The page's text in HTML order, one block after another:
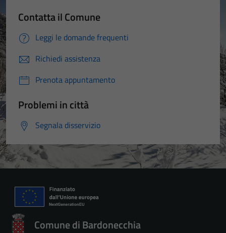
Contatta il Comune
Leggi le domande frequenti
Richiedi assistenza
Prenota appuntamento
Problemi in città
Segnala disservizio
Comune di Bardonecchia